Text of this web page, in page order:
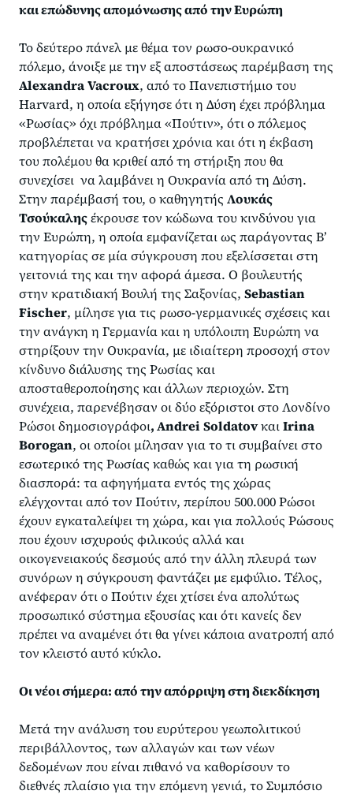
και επώδυνης απομόνωσης από την Ευρώπη
Το δεύτερο πάνελ με θέμα τον ρωσο-ουκρανικό
πόλεμο, άνοιξε με την εξ αποστάσεως παρέμβαση της
AlexandraVacroux, από το Πανεπιστήμιο του
Harvard, η οποία εξήγησε ότι η Δύση έχει πρόβλημα
«Ρωσίας» όχι πρόβλημα «Πούτιν», ότι ο πόλεμος
προβλέπεται να κρατήσει χρόνια και ότι η έκβαση
του πολέμου θα κριθεί από τη στήριξη που θα
συνεχίσει να λαμβάνει η Ουκρανία από τη Δύση.
Στην παρέμβασή του, ο καθηγητής Λουκάς
Τσούκαληςέκρουσε τον κώδωνα του κινδύνου για
την Ευρώπη, η οποία εμφανίζεται ως παράγοντας Β’
κατηγορίας σε μία σύγκρουση που εξελίσσεται στη
γειτονιά της και την αφορά άμεσα. Ο βουλευτής
στην κρατιδιακή Βουλή της Σαξονίας, Sebastian
Fischer, μίλησε για τις ρωσο-γερμανικές σχέσεις και
την ανάγκη η Γερμανία και η υπόλοιπη Ευρώπη να
στηρίξουν την Ουκρανία, με ιδιαίτερη προσοχή στον
κίνδυνο διάλυσης της Ρωσίας και
αποσταθεροποίησης και άλλων περιοχών. Στη
συνέχεια, παρενέβησαν οι δύο εξόριστοι στο Λονδίνο
Ρώσοι δημοσιογράφοι,Andrei SoldatovκαιIrina
Borogan, οι οποίοι μίλησαν για το τι συμβαίνει στο
εσωτερικό της Ρωσίας καθώς και για τη ρωσική
διασπορά: τα αφηγήματα εντός της χώρας
ελέγχονται από τον Πούτιν, περίπου 500.000 Ρώσοι
έχουν εγκαταλείψει τη χώρα, και για πολλούς Ρώσους
που έχουν ισχυρούς φιλικούς αλλά και
οικογενειακούς δεσμούς από την άλλη πλευρά των
συνόρων η σύγκρουση φαντάζει με εμφύλιο. Τέλος,
ανέφεραν ότι ο Πούτιν έχει χτίσει ένα απολύτως
προσωπικό σύστημα εξουσίας και ότι κανείς δεν
πρέπει να αναμένει ότι θα γίνει κάποια ανατροπή από
τον κλειστό αυτό κύκλο.
Οι νέοι σήμερα: από την απόρριψη στη διεκδίκηση
Μετά την ανάλυση του ευρύτερου γεωπολιτικού
περιβάλλοντος, των αλλαγών και των νέων
δεδομένων που είναι πιθανό να καθορίσουν το
διεθνές πλαίσιο για την επόμενη γενιά, το Συμπόσιο